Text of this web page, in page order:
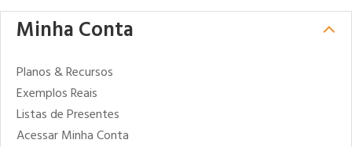
Minha Conta
Planos & Recursos
Exemplos Reais
Listas de Presentes
Acessar Minha Conta